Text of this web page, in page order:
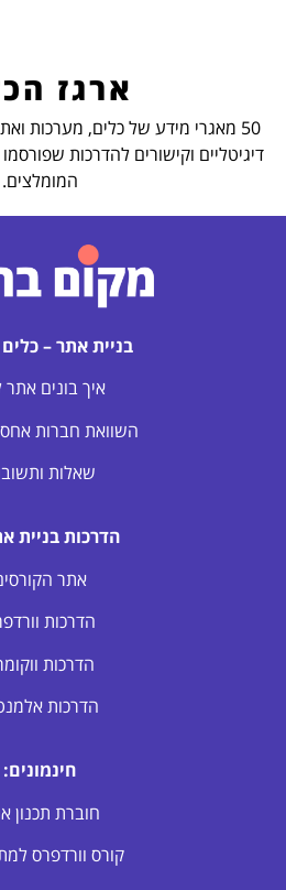
ארגז
50 מאגרי מידע של כלים, מערכות
דיגיטליים וקישורים להדרכות
המומלצים.
בניית אתר –
איך בונים
השוואת חברות
שאלות
הדרכות בניית
אתר
הדרכות
הדרכות
הדרכות
חינמונים:
חוברת תכנון
קורס וורדפרס